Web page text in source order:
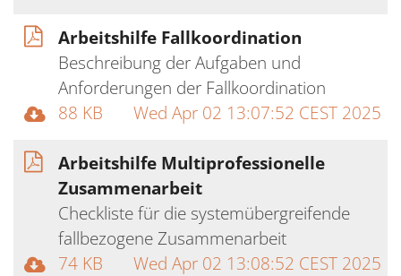
Arbeitshilfe Fallkoordination
Beschreibung der Aufgaben und
Anforderungen der Fallkoordination
88 KB
Wed Apr 02 13:07:52 CEST 2025
Arbeitshilfe Multiprofessionelle
Zusammenarbeit
Checkliste für die systemübergreifende
fallbezogene Zusammenarbeit
74 KB
Wed Apr 02 13:08:52 CEST 2025